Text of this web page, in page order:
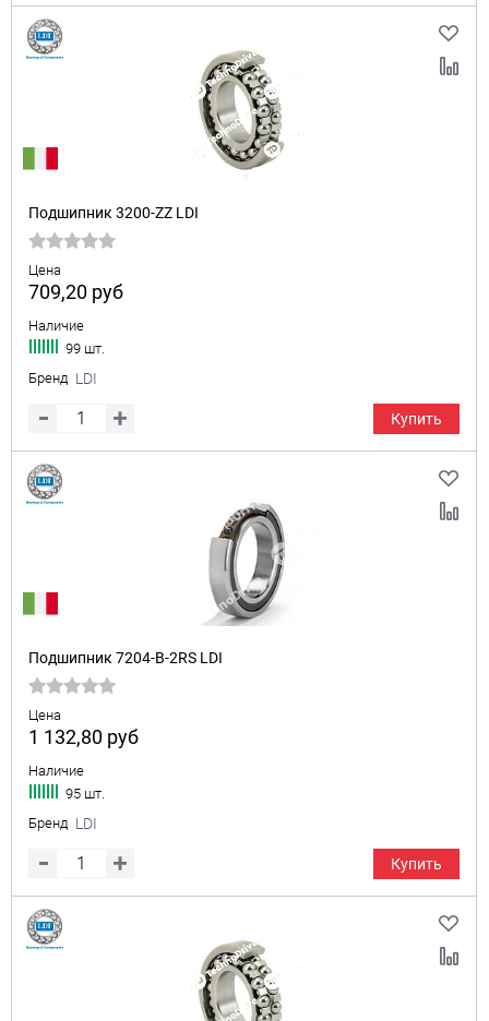
Подшипник 3200-ZZ LDI
Цена
709,20 руб
Наличие
99 шт.
Бренд LDI
Купить
Подшипник 7204-B-2RS LDI
Цена
1 132,80 руб
Наличие
95 шт.
Бренд LDI
Купить